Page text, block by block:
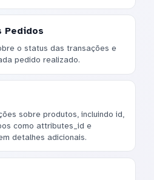
Pedidos
o status das transações e
pedido realizado.
sobre produtos, incluindo id,
como attributes_id e
detalhes adicionais.